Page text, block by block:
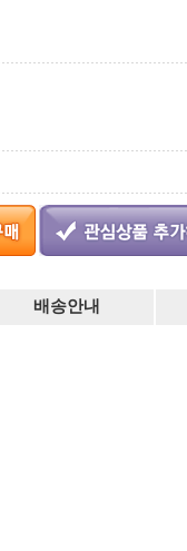
배송안내